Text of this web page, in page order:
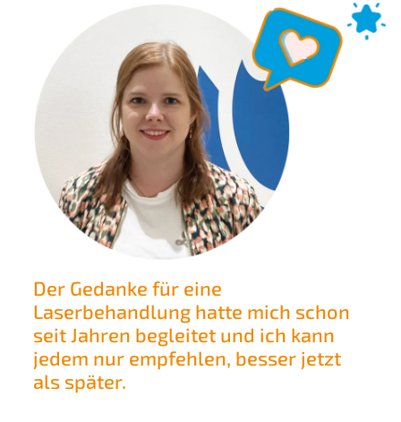
Der Gedanke für eine
Laserbehandlung hatte mich schon
seit Jahren begleitet und ich kann
jedem nur empfehlen, besser jetzt
als später.